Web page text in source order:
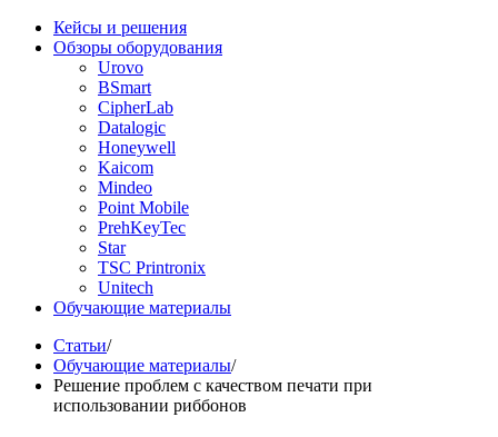
Кейсы и решения
Обзоры оборудования
Urovo
BSmart
CipherLab
Datalogic
Honeywell
Kaicom
Mindeo
Point Mobile
PrehKeyTec
Star
TSC Printronix
Unitech
Обучающие материалы
Статьи/
Обучающие материалы/
Решение проблем с качеством печати при
использовании риббонов